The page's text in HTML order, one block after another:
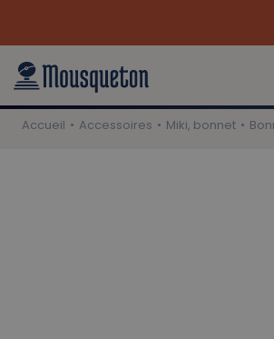
Accueil Accessoires Miki, bonnet